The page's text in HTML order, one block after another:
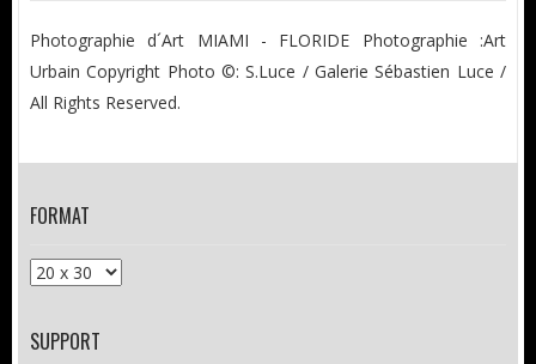
Photographie d´Art MIAMI - FLORIDE Photographie :Art
Urbain Copyright Photo ©: S.Luce / Galerie Sébastien Luce /
All Rights Reserved.
FORMAT
SUPPORT